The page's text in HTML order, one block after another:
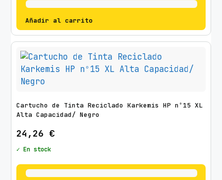
Añadir al carrito
Cartucho de Tinta Reciclado Karkemis HP nº15 XL
Alta Capacidad/ Negro
24,26 €
✓ En stock